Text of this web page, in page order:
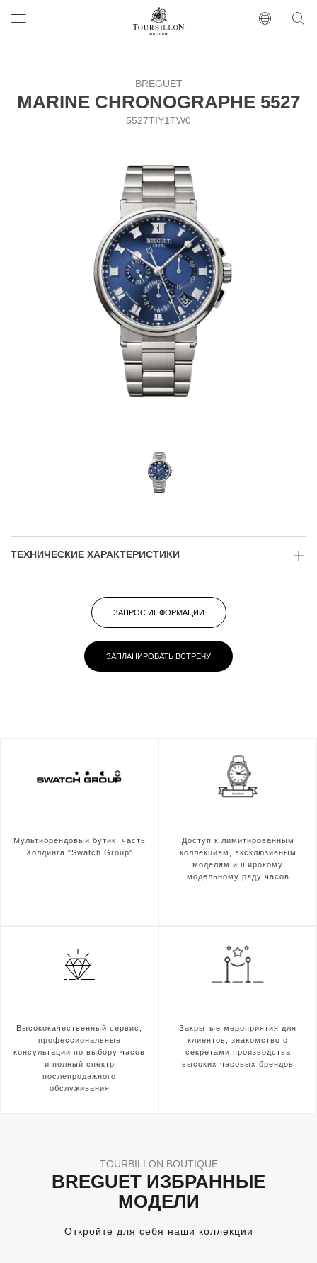
https://www.tourbillon.com/index.php/ru
BREGUET
MARINE CHRONOGRAPHE 5527
5527TIY1TW0
ТЕХНИЧЕСКИЕ ХАРАКТЕРИСТИКИ
ЗАПРОС ИНФОРМАЦИИ
ЗАПЛАНИРОВАТЬ ВСТРЕЧУ
Мультибрендовый бутик, часть
Холдинга "Swatch Group"
Доступ к лимитированным
коллекциям, эксклюзивным
моделям и широкому
модельному ряду часов
Высококачественный сервис,
профессиональные
консультации по выбору часов
и полный спектр
послепродажного
обслуживания
Закрытые мероприятия для
клиентов, знакомство с
секретами производства
высоких часовых брендов
TOURBILLON BOUTIQUE
BREGUET ИЗБРАННЫЕ
МОДЕЛИ
Откройте для себя наши коллекции